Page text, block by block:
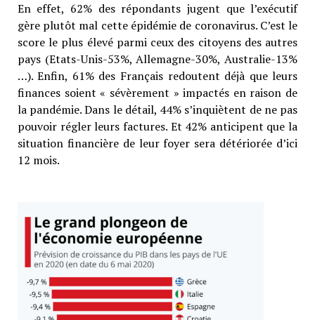
En effet, 62% des répondants jugent que l’exécutif
gère plutôt mal cette épidémie de coronavirus. C’est le
score le plus élevé parmi ceux des citoyens des autres
pays (Etats-Unis-53%, Allemagne-30%, Australie-13%
…). Enfin, 61% des Français redoutent déjà que leurs
finances soient « sévèrement » impactés en raison de
la pandémie. Dans le détail, 44% s’inquiètent de ne pas
pouvoir régler leurs factures. Et 42% anticipent que la
situation financière de leur foyer sera détériorée d’ici
12 mois.